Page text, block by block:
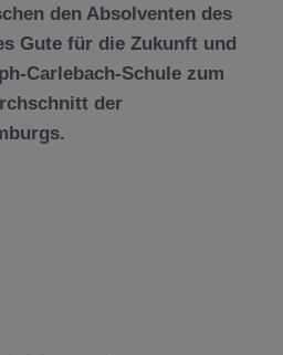
den Absolventen des
Gute für die Zukunft und
Carlebach-Schule zum
der